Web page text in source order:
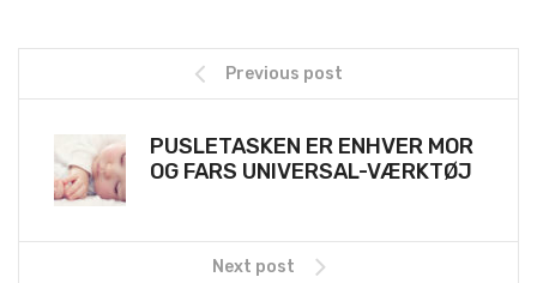
Previous post
PUSLETASKEN ER ENHVER MOR
OG FARS UNIVERSAL-VÆRKTØJ
Next post